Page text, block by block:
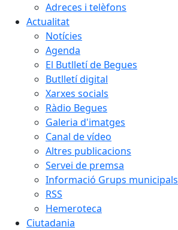
Adreces i telèfons
Actualitat
Notícies
Agenda
El Butlletí de Begues
Butlletí digital
Xarxes socials
Ràdio Begues
Galeria d'imatges
Canal de vídeo
Altres publicacions
Servei de premsa
Informació Grups municipals
RSS
Hemeroteca
Ciutadania